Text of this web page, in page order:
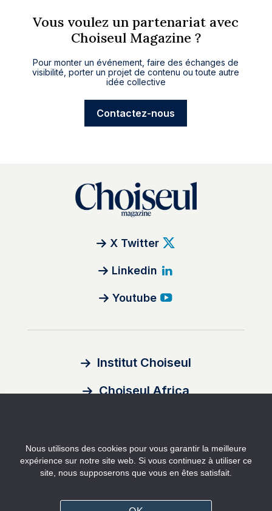
Vous voulez un partenariat avec
Choiseul Magazine ?
Pour monter un événement, faire des échanges de
visibilité, porter un projet de contenu ou toute autre
idée collective
Contactez-nous
X Twitter
Linkedin
Youtube
Institut Choiseul
Choiseul Africa
Auteurs
Nous utilisons des cookies pour vous garantir la meilleure
expérience sur notre site web. Si vous continuez à utiliser ce
site, nous supposerons que vous en êtes satisfait.